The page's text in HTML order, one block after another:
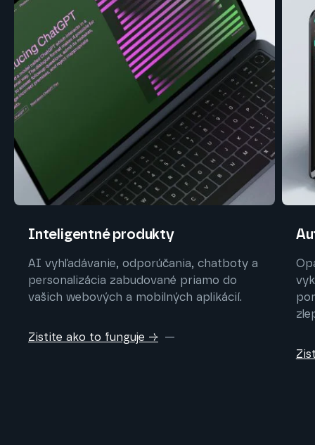
Inteligentné produkty
AI vyhľadávanie, odporúčania, chatboty a
personalizácia zabudované priamo do
vašich webových a mobilných aplikácií.
Zistite ako to funguje →